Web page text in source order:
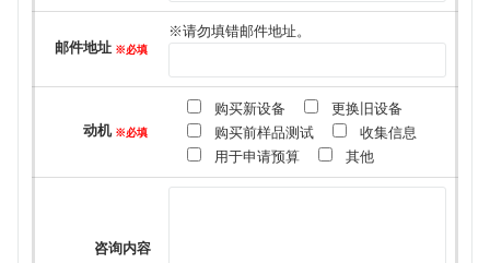
邮件地址 ※必填
※请勿填错邮件地址。
动机 ※必填
购买新设备
更换旧设备
购买前样品测试
收集信息
用于申请预算
其他
咨询内容